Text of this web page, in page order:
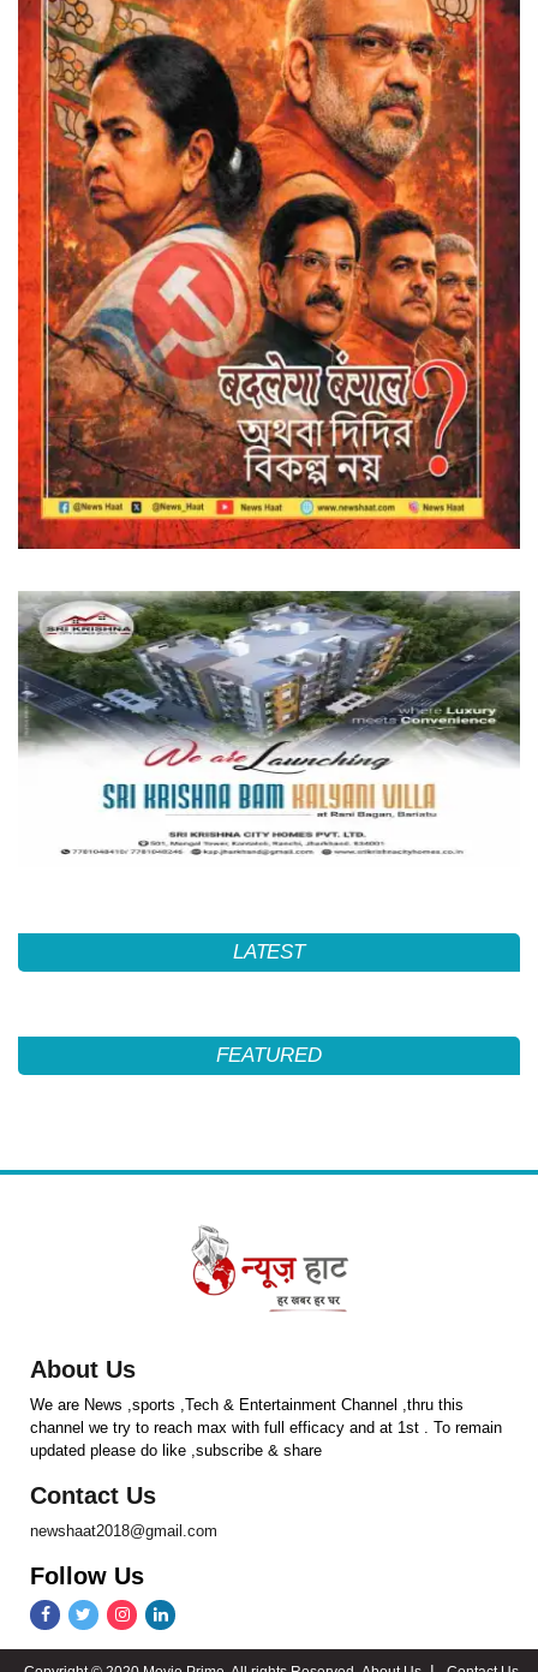
LATEST
FEATURED
About Us
We are News ,sports ,Tech & Entertainment Channel ,thru this
channel we try to reach max with full efficacy and at 1st . To remain
updated please do like ,subscribe & share
Contact Us
newshaat2018@gmail.com
Follow Us